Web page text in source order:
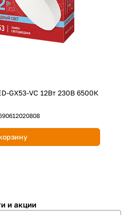
GX53-VC 12Вт 230В 6500К
и акции